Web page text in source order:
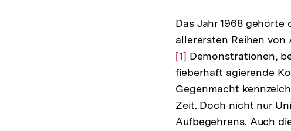
Das Jahr 1968 gehörte
allerersten Reihen von
[1] Demonstrationen,
fieberhaft agierende
Gegenmacht
Zeit. Doch nicht nur
Aufbegehrens. Auch